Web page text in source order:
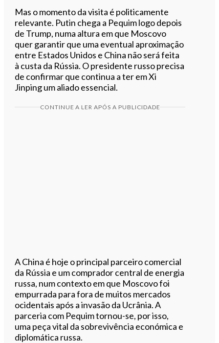
Mas o momento da visita é politicamente
relevante. Putin chega a Pequim logo depois
de Trump, numa altura em que Moscovo
quer garantir que uma eventual aproximação
entre Estados Unidos e China não será feita
à custa da Rússia. O presidente russo precisa
de confirmar que continua a ter em Xi
Jinping um aliado essencial.
CONTINUE A LER APÓS A PUBLICIDADE
A China é hoje o principal parceiro comercial
da Rússia e um comprador central de energia
russa, num contexto em que Moscovo foi
empurrada para fora de muitos mercados
ocidentais após a invasão da Ucrânia. A
parceria com Pequim tornou-se, por isso,
uma peça vital da sobrevivência económica e
diplomática russa.